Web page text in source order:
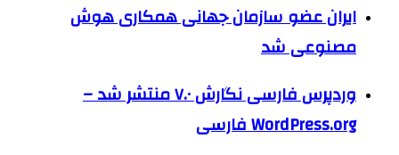
ایران عضو سازمان جهانی همکاری هوش
مصنوعی شد
وردپرس فارسی نگارش ۷.۰ منتشر شد –
WordPress.org فارسی